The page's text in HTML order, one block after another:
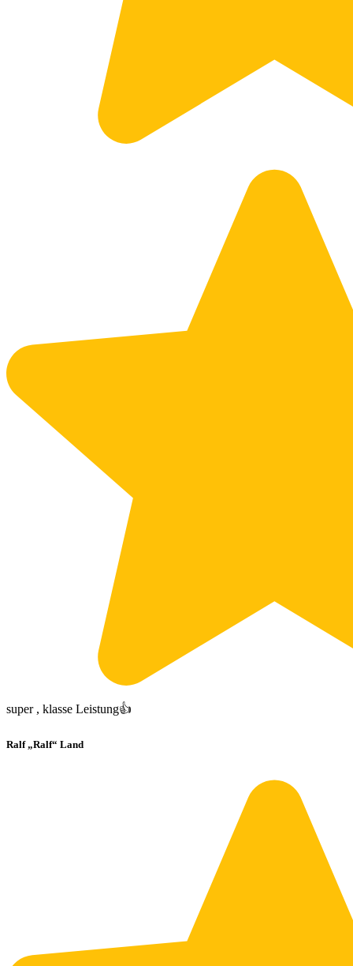
super , klasse Leistung👍
Ralf „Ralf“ Land